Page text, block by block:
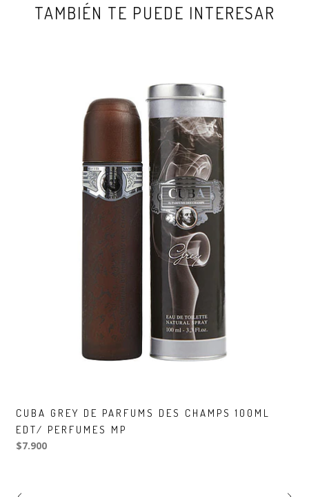
TAMBIÉN TE PUEDE INTERESAR
CUBA GREY DE PARFUMS DES CHAMPS 100ML
EDT/ PERFUMES MP
$7.900